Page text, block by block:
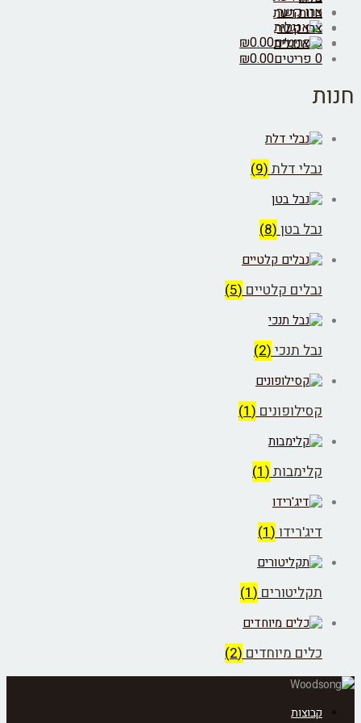
קשר
₪0.00
דעת
קשר
₪0.00
דלת(9)
בטן(8)
קלטיים(5)
תנכי(2)
(1)
(1)
(1)
(1)
מיוחדים(2)